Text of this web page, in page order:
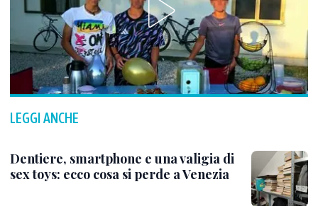
LEGGI ANCHE
Dentiere, smartphone e una valigia di
sex toys: ecco cosa si perde a Venezia